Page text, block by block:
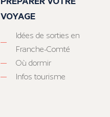
VOYAGE
Idées de sorties en
Franche-Comté
Où dormir
Infos tourisme